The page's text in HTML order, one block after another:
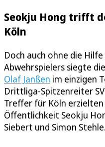
Seokju Hong trifft
Köln
Doch auch ohne die
Abwehrspielers siegte
Olaf Janßen im einzigen
Drittliga-Spitzenreiter
Treffer für Köln
Öffentlichkeit Seokju
Siebert und Simon Stehle.